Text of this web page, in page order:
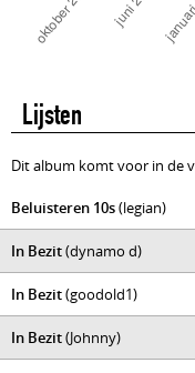
Lijsten
Dit album komt voor in de
Beluisteren 10s(legian)
In Bezit(dynamo d)
In Bezit(goodold1)
In Bezit(Johnny)